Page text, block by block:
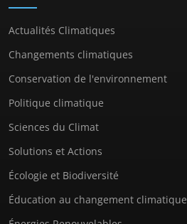
Actualités Climatiques
Changements climatiques
Conservation de l'environnement
Politique climatique
Sciences du Climat
Solutions et Actions
Écologie et Biodiversité
Éducation au changement climatique